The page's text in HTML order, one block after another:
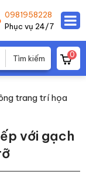
0981958228
Phục vụ 24/7
0
trang trí họa
với gạch